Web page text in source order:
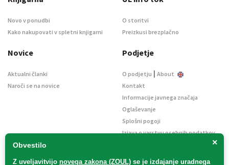
×
Obvestilo
Z uveljavitvijo novega zakona (ZOUL) se je izdajanje uradnega
Novo v ponudbi
Kako nakupovati v spletni knjigarni
O storitvi
Preizkusi brezplačno
Novice
Aktualni članki
Naroči se na novice
Podjetje
O podjetju | About
Kontakt
Informacije javnega značaja
Oglaševanje
Splošni pogoji
Izjava o varstvu osebnih podatkov